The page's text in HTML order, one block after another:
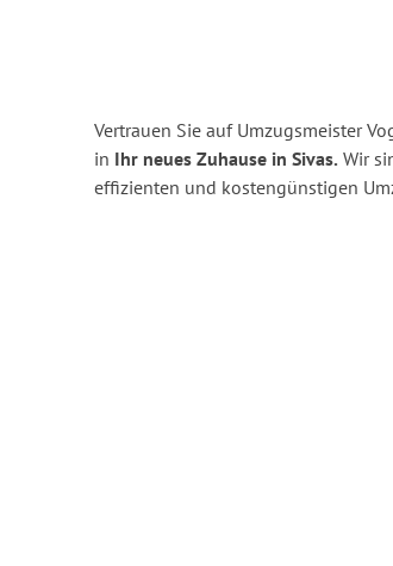
Vertrauen Sie auf Umzugsmeister
in Ihr neues Zuhause in Sivas. Wir
effizienten und kostengünstigen